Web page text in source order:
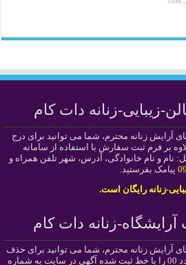
زیبایی-زنانه دات کام
آرایش زنانه محترم، شما می توانید برای درج
بر فرم ثبت سفارش با استفاده از سامانه
نام و نام خانوادگی، آدرس، شهر تلفن همراه و
پیامک بفرستید.
زنانه رایگان است.
زنانه دات کام
آرایش زنانه محترم، شما می توانید برای حذف